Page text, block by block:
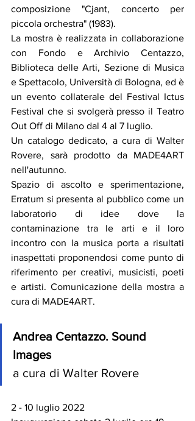
composizione "Cjant, concerto per
piccola orchestra" (1983).
La mostra è realizzata in collaborazione
con Fondo e Archivio Centazzo,
Biblioteca delle Arti, Sezione di Musica
e Spettacolo, Università di Bologna, ed è
un evento collaterale del Festival Ictus
Festival che si svolgerà presso il Teatro
Out Off di Milano dal 4 al 7 luglio.
Un catalogo dedicato, a cura di Walter
Rovere, sarà prodotto da MADE4ART
nell'autunno.
Spazio di ascolto e sperimentazione,
Erratum si presenta al pubblico come un
laboratorio di idee dove la
contaminazione tra le arti e il loro
incontro con la musica porta a risultati
inaspettati proponendosi come punto di
riferimento per creativi, musicisti, poeti
e artisti. Comunicazione della mostra a
cura di MADE4ART.
Andrea Centazzo. Sound
Images
a cura di Walter Rovere
2 - 10 luglio 2022